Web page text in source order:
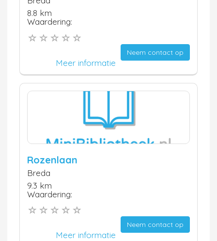
8.8 km
Waardering:
Neem contact op
Meer informatie
Rozenlaan
Breda
9.3 km
Waardering:
Neem contact op
Meer informatie